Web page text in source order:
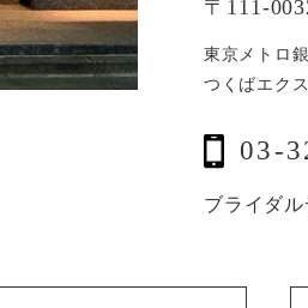
〒111-
東京メトロ
つくばエク
03-
ブライダ